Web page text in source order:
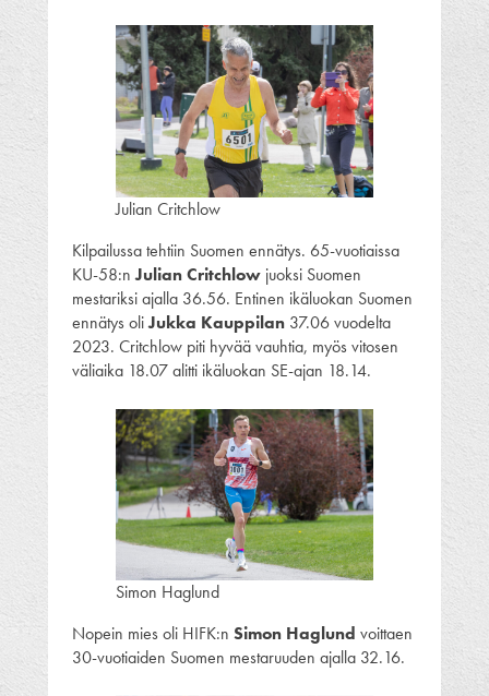
Julian Critchlow
Kilpailussa tehtiin Suomen ennätys. 65-vuotiaissa
KU-58:nJulian Critchlow juoksi Suomen
mestariksi ajalla 36.56. Entinen ikäluokan Suomen
ennätys oliJukka Kauppilan 37.06 vuodelta
2023. Critchlow piti hyvää vauhtia, myös vitosen
väliaika 18.07 alitti ikäluokan SE-ajan 18.14.
Simon Haglund
Nopein mies oli HIFK:n Simon Haglund voittaen
30-vuotiaiden Suomen mestaruuden ajalla 32.16.